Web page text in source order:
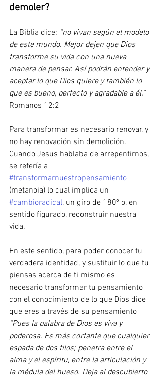
demoler?
La Biblia dice: “no vivan según el modelo
de este mundo. Mejor dejen que Dios
transforme su vida con una nueva
manera de pensar. Así podrán entender y
aceptar lo que Dios quiere y también lo
que es bueno, perfecto y agradable a él.”
Romanos 12:2
Para transformar es necesario renovar, y
no hay renovación sin demolición.
Cuando Jesus hablaba de arrepentirnos,
se refería a
#transformarnuestropensamiento
(metanoia) lo cual implica un
#cambioradical, un giro de 180º o, en
sentido figurado, reconstruir nuestra
vida.
En este sentido, para poder conocer tu
verdadera identidad, y sustituir lo que tu
piensas acerca de ti mismo es
necesario transformar tu pensamiento
con el conocimiento de lo que Dios dice
que eres a través de su pensamiento
“Pues la palabra de Dios es viva y
poderosa. Es más cortante que cualquier
espada de dos filos; penetra entre el
alma y el espíritu, entre la articulación y
la médula del hueso. Deja al descubierto